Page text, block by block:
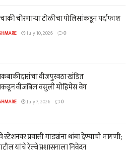
चोरणाऱ्या टोळीचा पोलिसांकडून पर्दाफाश
July 10, 2026 0
वीजपुरवठा खंडित
वीजबिल वसुली मोहिमेस वेग
July 7, 2026 0
प्रवासी गाड्यांना थांबा देण्याची मागणी;
यांचे रेल्वे प्रशासनाला निवेदन